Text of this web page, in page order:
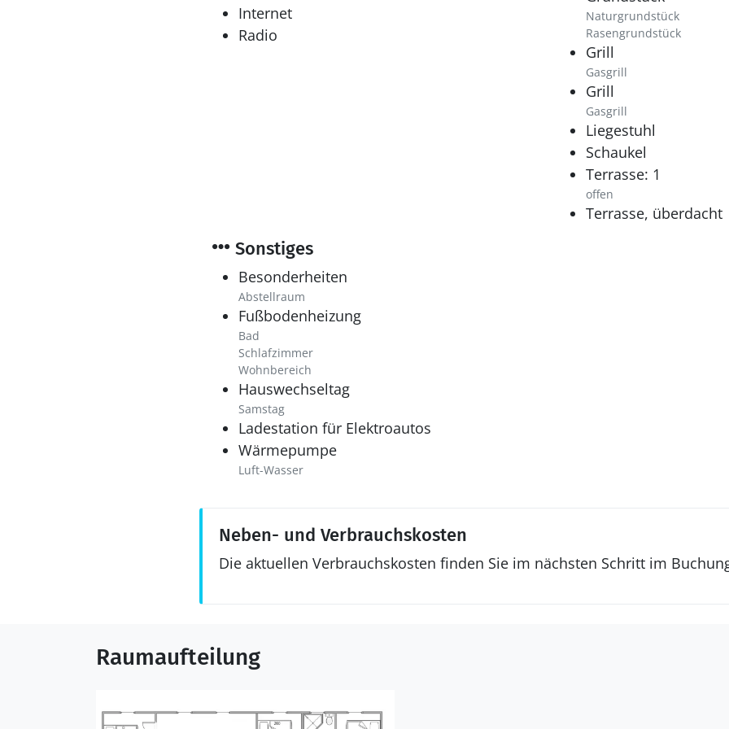
Internet
Radio
Naturgrundstück
Rasengrundstück
Grill
Gasgrill
Grill
Gasgrill
Liegestuhl
Schaukel
Terrasse: 1
offen
Terrasse, überdacht
Sonstiges
Besonderheiten
Abstellraum
Fußbodenheizung
Bad
Schlafzimmer
Wohnbereich
Hauswechseltag
Samstag
Ladestation für Elektroautos
Wärmepumpe
Luft-Wasser
Neben- und Verbrauchskosten
Die aktuellen Verbrauchskosten finden Sie im nächsten Schritt im
Raumaufteilung